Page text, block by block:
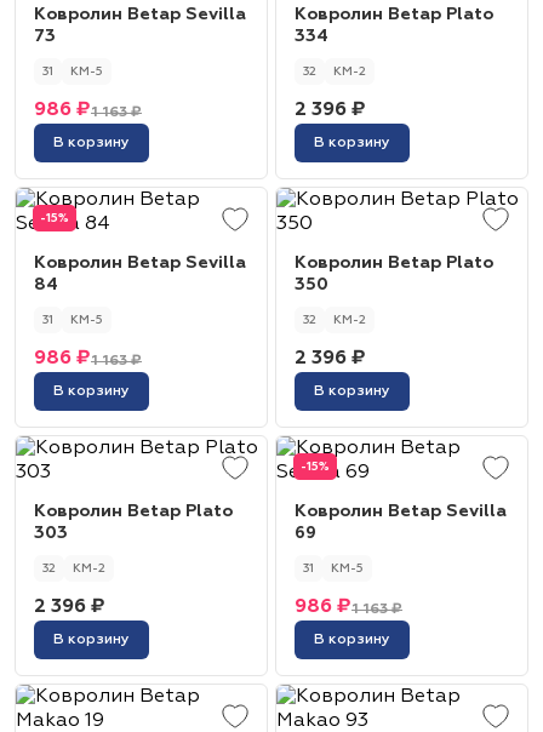
Ковролин Betap Sevilla
73
31 КМ-5
1 163 ₽
986 ₽
В корзину
Ковролин Betap Plato
334
32 КМ-2
2 396 ₽
В корзину
-15%
Ковролин Betap Sevilla
84
31 КМ-5
1 163 ₽
986 ₽
В корзину
Ковролин Betap Plato
350
32 КМ-2
2 396 ₽
В корзину
Ковролин Betap Plato
303
32 КМ-2
2 396 ₽
В корзину
-15%
Ковролин Betap Sevilla
69
31 КМ-5
1 163 ₽
986 ₽
В корзину